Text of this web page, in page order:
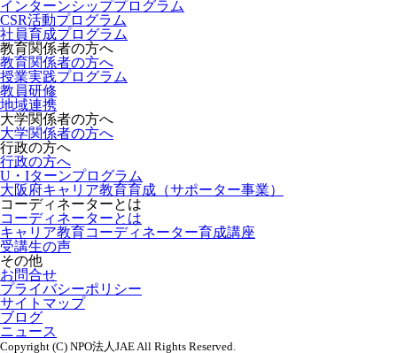
インターンシッププログラム
CSR活動プログラム
社員育成プログラム
教育関係者の方へ
教育関係者の方へ
授業実践プログラム
教員研修
地域連携
大学関係者の方へ
大学関係者の方へ
行政の方へ
行政の方へ
U・Iターンプログラム
大阪府キャリア教育育成（サポーター事業）
コーディネーターとは
コーディネーターとは
キャリア教育コーディネーター育成講座
受講生の声
その他
お問合せ
プライバシーポリシー
サイトマップ
ブログ
ニュース
Copyright (C) NPO法人JAE All Rights Reserved.